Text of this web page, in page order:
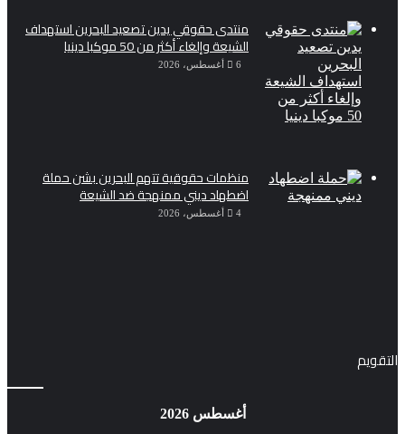
منتدى حقوقي يدين تصعيد البحرين استهداف
الشيعة وإلغاء أكثر من 50 موكبا دينيا
6 أغسطس، 2026
منظمات حقوقية تتهم البحرين بشن حملة
اضطهاد ديني ممنهجة ضد الشيعة
4 أغسطس، 2026
التقويم
أغسطس 2026